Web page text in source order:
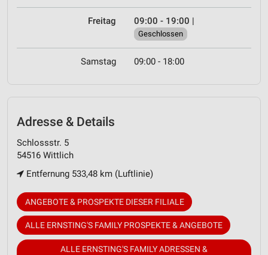
Freitag 09:00 - 19:00 |
Geschlossen
Samstag 09:00 - 18:00
Adresse & Details
Schlossstr. 5
54516 Wittlich
Entfernung 533,48 km (Luftlinie)
ANGEBOTE & PROSPEKTE DIESER FILIALE
ALLE ERNSTING'S FAMILY PROSPEKTE & ANGEBOTE
ALLE ERNSTING'S FAMILY ADRESSEN &